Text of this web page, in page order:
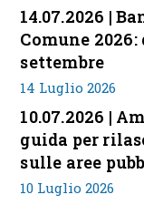
14.07.2026 |
Comune
settembre
14 Luglio 2026
10.07.2026 |
guida per
sulle aree
10 Luglio 2026